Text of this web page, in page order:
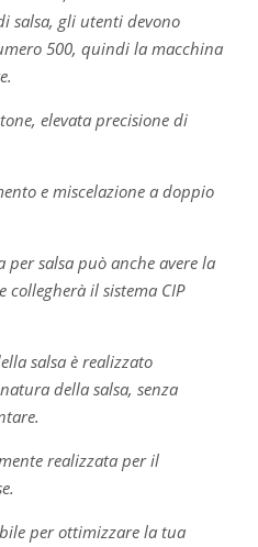
salsa, gli utenti devono
500, quindi la macchina
elevata precisione di
e miscelazione a doppio
salsa può anche avere la
collegherà il sistema CIP
salsa è realizzato
della salsa, senza
realizzata per il
per ottimizzare la tua